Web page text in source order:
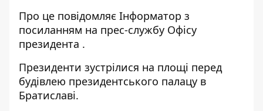
Про це повідомляє Інформатор з
посиланням на прес-службу Офісу
президента .
Президенти зустрілися на площі перед
будівлею президентського палацу в
Братиславі.